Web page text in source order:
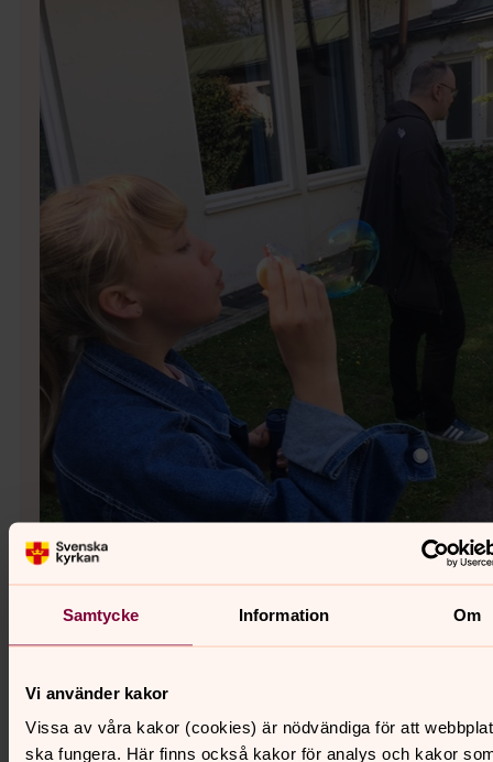
Samtycke Information Om
Vi använder kakor
Vissa av våra kakor (cookies) är nödvändiga för att
ska fungera. Här finns också kakor för analys och kakor